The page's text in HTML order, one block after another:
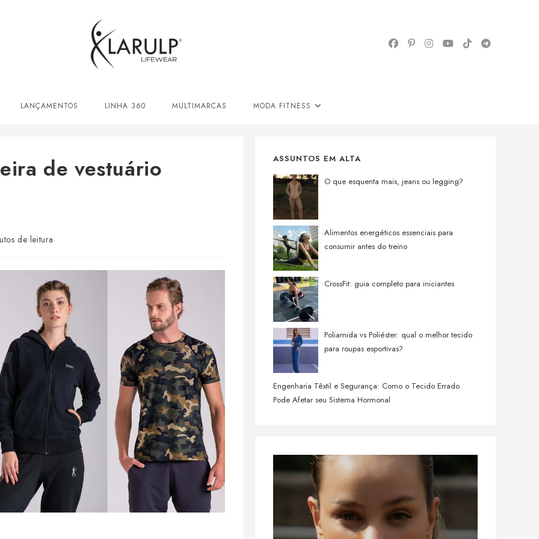
LANÇAMENTOS LINHA 360 MULTIMARCAS MODA FITNESS
de vestuário
de leitura
ASSUNTOS EM ALTA
O que esquenta mais, jeans ou legging?
Alimentos energéticos essenciais para
consumir antes do treino
CrossFit: guia completo para iniciantes
Poliamida vs Poliéster: qual o melhor tecido
para roupas esportivas?
Engenharia Têxtil e Segurança: Como o Tecido Errado
Pode Afetar seu Sistema Hormonal